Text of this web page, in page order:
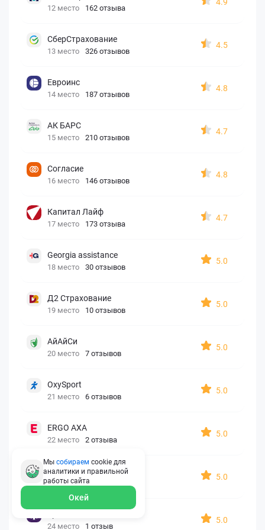
12 место 162 отзыва
СберСтрахование
13 место 326 отзывов
4.5
Евроинс
14 место 187 отзывов
4.8
АК БАРС
15 место 210 отзывов
4.7
Согласие
16 место 146 отзывов
4.8
Капитал Лайф
17 место 173 отзыва
4.7
Georgia assistance
18 место 30 отзывов
5.0
Д2 Страхование
19 место 10 отзывов
5.0
АйАйСи
20 место 7 отзывов
5.0
OxySport
21 место 6 отзывов
5.0
ERGO AXA
22 место 2 отзыва
5.0
Oxy Travel Premium
23 место 1 отзыв
5.0
24 место 1 отзыв
5.0
Мы собираем cookie для
аналитики и правильной
работы сайта
Окей